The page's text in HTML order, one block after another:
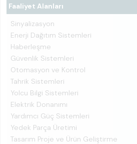
Faaliyet Alanları
Sinyalizasyon
Enerji Dağıtım Sistemleri
Haberleşme
Güvenlik Sistemleri
Otomasyon ve Kontrol
Tahrik Sistemleri
Yolcu Bilgi Sistemleri
Elektrik Donanımı
Yardımcı Güç Sistemleri
Yedek Parça Üretimi
Tasarım Proje ve Ürün Geliştirme